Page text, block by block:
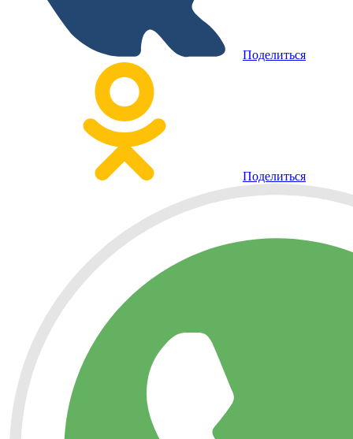
Поделиться
Поделиться